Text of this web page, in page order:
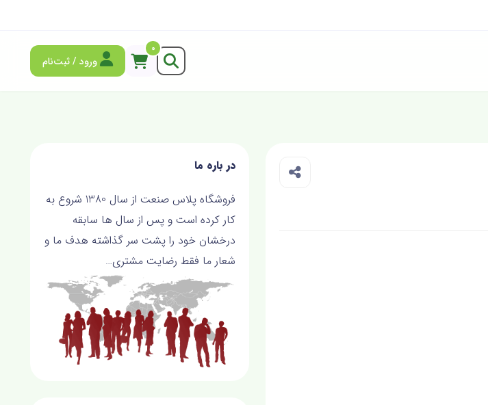
0
ورود / ثبت‌نام
در باره ما
فروشگاه پلاس صنعت از سال 1380 شروع به
کار کرده است و پس از سال ها سابقه
درخشان خود را پشت سر گذاشته هدف ما و
شعار ما فقط رضايت مشتري…